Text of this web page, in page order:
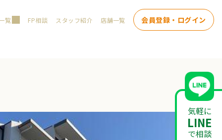
覧 FP相談 スタッフ紹介 店舗一覧 会員登録・ログイン
気軽に
LINE
で相談